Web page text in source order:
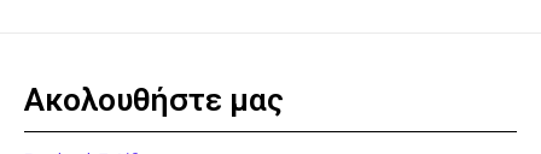
Ακολουθήστε μας